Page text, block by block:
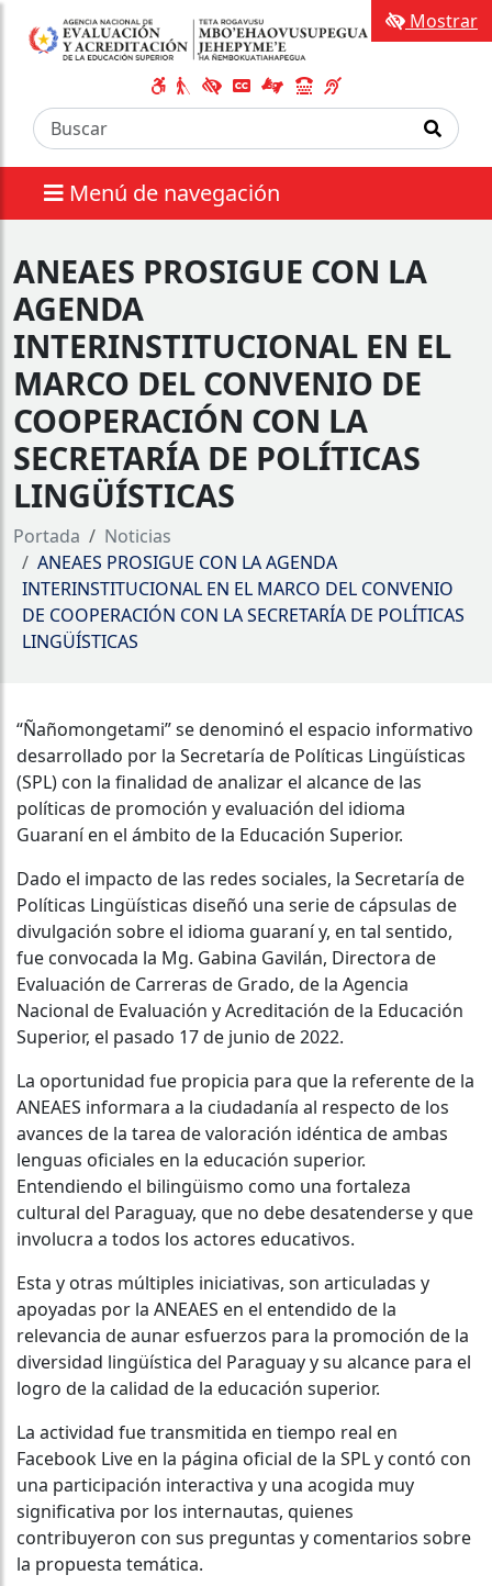
Menú de navegación
Mostrar
ANEAES PROSIGUE CON LA
AGENDA
INTERINSTITUCIONAL EN EL
MARCO DEL CONVENIO DE
COOPERACIÓN CON LA
SECRETARÍA DE POLÍTICAS
LINGÜÍSTICAS
Portada
Noticias
ANEAES PROSIGUE CON LA AGENDA
INTERINSTITUCIONAL EN EL MARCO DEL CONVENIO
DE COOPERACIÓN CON LA SECRETARÍA DE POLÍTICAS
LINGÜÍSTICAS
“Ñañomongetami” se denominó el espacio informativo
desarrollado por la Secretaría de Políticas Lingüísticas
(SPL) con la finalidad de analizar el alcance de las
políticas de promoción y evaluación del idioma
Guaraní en el ámbito de la Educación Superior.
Dado el impacto de las redes sociales, la Secretaría de
Políticas Lingüísticas diseñó una serie de cápsulas de
divulgación sobre el idioma guaraní y, en tal sentido,
fue convocada la Mg. Gabina Gavilán, Directora de
Evaluación de Carreras de Grado, de la Agencia
Nacional de Evaluación y Acreditación de la Educación
Superior, el pasado 17 de junio de 2022.
La oportunidad fue propicia para que la referente de la
ANEAES informara a la ciudadanía al respecto de los
avances de la tarea de valoración idéntica de ambas
lenguas oficiales en la educación superior.
Entendiendo el bilingüismo como una fortaleza
cultural del Paraguay, que no debe desatenderse y que
involucra a todos los actores educativos.
Esta y otras múltiples iniciativas, son articuladas y
apoyadas por la ANEAES en el entendido de la
relevancia de aunar esfuerzos para la promoción de la
diversidad lingüística del Paraguay y su alcance para el
logro de la calidad de la educación superior.
La actividad fue transmitida en tiempo real en
Facebook Live en la página oficial de la SPL y contó con
una participación interactiva y una acogida muy
significativa por los internautas, quienes
contribuyeron con sus preguntas y comentarios sobre
la propuesta temática.